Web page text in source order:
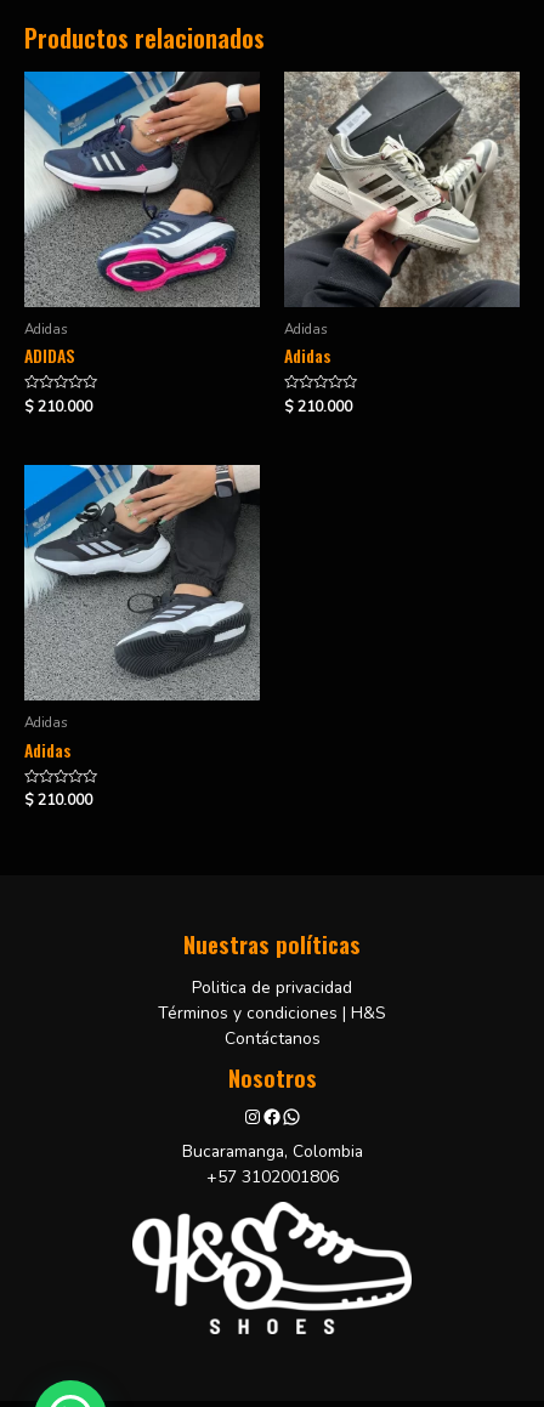
Productos relacionados
Adidas
ADIDAS
Valorado
en
$210.000
Adidas
Adidas
Valorado
en
$210.000
Adidas
Adidas
Valorado
en
$210.000
Nuestras políticas
Politica de privacidad
Términos y condiciones | H&S
Contáctanos
Nosotros
Bucaramanga, Colombia
+57 3102001806
Pregúntanos por mas información